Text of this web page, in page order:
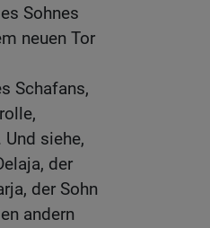
Sohnes
neuen Tor
Schafans,
siehe,
der
der Sohn
andern